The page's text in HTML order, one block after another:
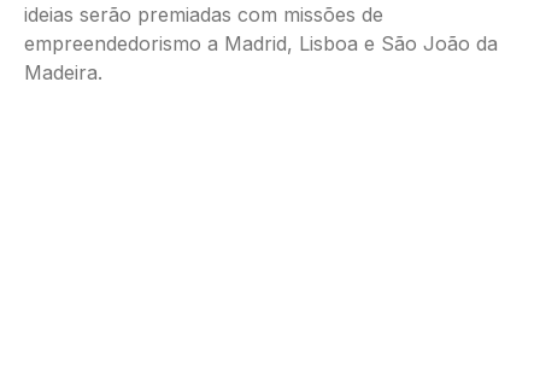
ideias serão premiadas com missões de
empreendedorismo a Madrid, Lisboa e São João da
Madeira.